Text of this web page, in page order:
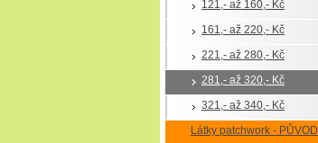
121,- až 160,- Kč
161,- až 220,- Kč
221,- až 280,- Kč
281,- až 320,- Kč
321,- až 340,- Kč
Látky patchwork - PŮVOD